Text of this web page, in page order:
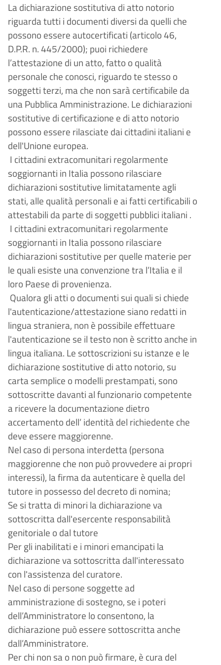
La dichiarazione sostitutiva di atto notorio
riguarda tutti i documenti diversi da quelli che
possono essere autocertificati (articolo 46,
D.P.R. n. 445/2000); puoi richiedere
l’attestazione di un atto, fatto o qualità
personale che conosci, riguardo te stesso o
soggetti terzi, ma che non sarà certificabile da
una Pubblica Amministrazione. Le dichiarazioni
sostitutive di certificazione e di atto notorio
possono essere rilasciate dai cittadini italiani e
dell'Unione europea.
I cittadini extracomunitari regolarmente
soggiornanti in Italia possono rilasciare
dichiarazioni sostitutive limitatamente agli
stati, alle qualità personali e ai fatti certificabili o
attestabili da parte di soggetti pubblici italiani .
I cittadini extracomunitari regolarmente
soggiornanti in Italia possono rilasciare
dichiarazioni sostitutive per quelle materie per
le quali esiste una convenzione tra l’Italia e il
loro Paese di provenienza.
Qualora gli atti o documenti sui quali si chiede
l'autenticazione/attestazione siano redatti in
lingua straniera, non è possibile effettuare
l'autenticazione se il testo non è scritto anche in
lingua italiana. Le sottoscrizioni su istanze e le
dichiarazione sostitutive di atto notorio, su
carta semplice o modelli prestampati, sono
sottoscritte davanti al funzionario competente
a ricevere la documentazione dietro
accertamento dell’ identità del richiedente che
deve essere maggiorenne.
Nel caso di persona interdetta (persona
maggiorenne che non può provvedere ai propri
interessi), la firma da autenticare è quella del
tutore in possesso del decreto di nomina;
Se si tratta di minori la dichiarazione va
sottoscritta dall'esercente responsabilità
genitoriale o dal tutore
Per gli inabilitati e i minori emancipati la
dichiarazione va sottoscritta dall'interessato
con l'assistenza del curatore.
Nel caso di persone soggette ad
amministrazione di sostegno, se i poteri
dell’Amministratore lo consentono, la
dichiarazione può essere sottoscritta anche
dall’Amministratore.
Per chi non sa o non può firmare, è cura del